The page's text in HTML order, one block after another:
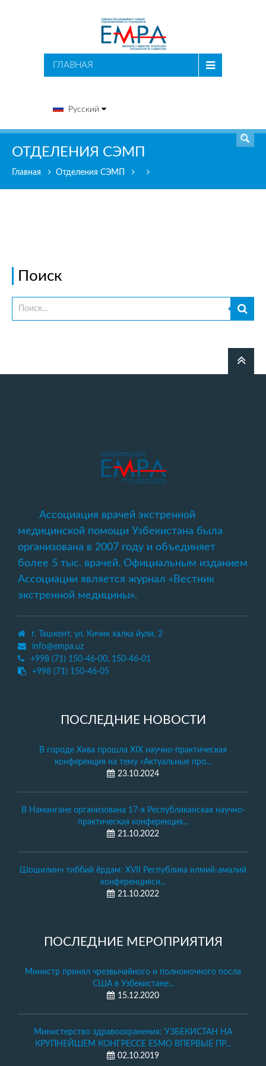
ГЛАВНАЯ
Русский
ПОИСК
ОТДЕЛЕНИЯ СЭМП
Главная Отделения СЭМП
Поиск
Ассоциация врачей экстренной
медицинской помощи Узбекистана была
организована в 2007 году и объединяет
более 5 тыс. врачей. Официальным изданием
Ассоциации является журнал «Вестник
экстренной медицины».
г. Ташкент, ул. Кичик халка йули, 2
info@empa.uz
+998 (71) 150-46-00, 150-46-01
+998 (71) 150-46-05
ПОСЛЕДНИЕ НОВОСТИ
В городе Хива прошла XIX научно-практическая
конференция на тему «Актуальные про...
23.10.2024
В Намангане организована 17-я Республиканская научно-
практическая конференция...
21.10.2022
Шошилинч тиббий ёрдам: XVII Республика илмий-амалий
конференцияси...
21.10.2022
ПОСЛЕДНИЕ МЕРОПРИЯТИЯ
Министр принял чрезвычайного и полномочного посла
США в Узбекистане...
15.12.2020
Министерство здравоохранения: УЗБЕКИСТАН НА
КРУПНЕЙШЕМ КОНГРЕССЕ ESMO ВПЕРВЫЕ ПР...
02.10.2019